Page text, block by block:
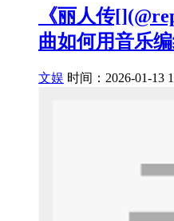
《丽人传
曲如何用音乐
文娱 时间：2026-01-13